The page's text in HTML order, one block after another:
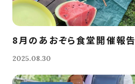
8月のあおぞら食堂開催報告
2025.08.30